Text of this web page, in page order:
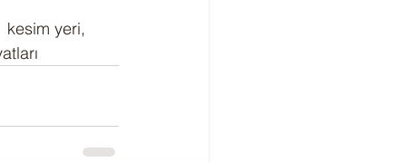
kesim yeri,